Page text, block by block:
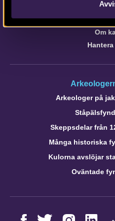
Om
Om
Om
Arkeologer på
Skeppsdelar från
Många historiska
Kulorna avslöjar
Oväntade